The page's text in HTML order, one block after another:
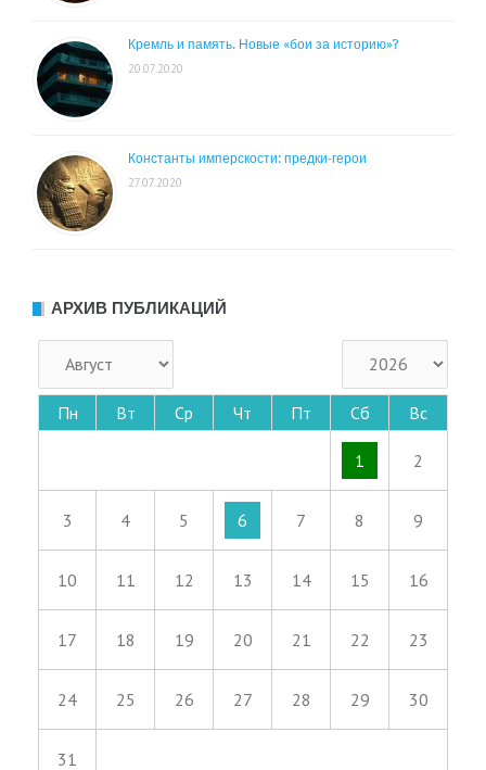
Кремль и память. Новые «бои за историю»?
20.07.2020
Константы имперскости: предки-герои
27.07.2020
АРХИВ ПУБЛИКАЦИЙ
Пн Вт Ср Чт Пт Сб Вс
1 2
3 4 5 6 7 8 9
10 11 12 13 14 15 16
17 18 19 20 21 22 23
24 25 26 27 28 29 30
31